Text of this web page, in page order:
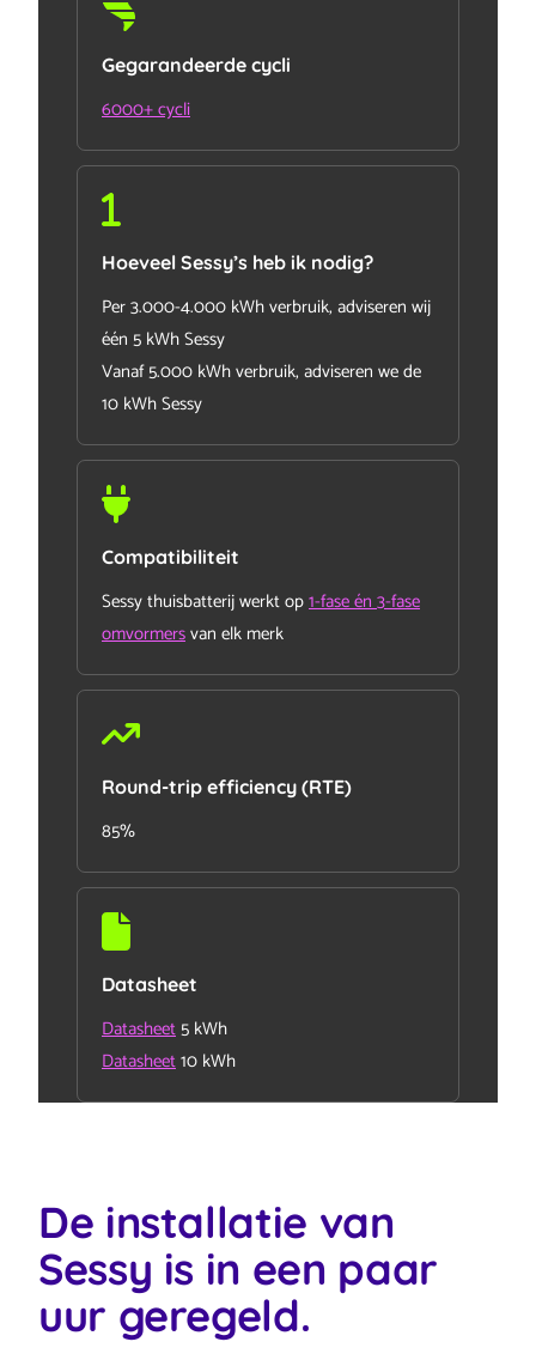
Gegarandeerde cycli
6000+ cycli
Hoeveel Sessy’s heb ik nodig?
Per 3.000-4.000 kWh verbruik, adviseren wij
één 5 kWh Sessy
Vanaf 5.000 kWh verbruik, adviseren we de
10 kWh Sessy
Compatibiliteit
Sessy thuisbatterij werkt op1-fase én 3-fase
omvormersvan elk merk
Round-trip efficiency (RTE)
85%
Datasheet
Datasheet5 kWh
Datasheet10 kWh
De installatie van
Sessy is in een paar
uur geregeld.